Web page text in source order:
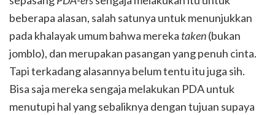
beberapa alasan, salah satunya untuk menunjukkan
pada khalayak umum bahwa mereka taken(bukan
jomblo), dan merupakan pasangan yang penuh cinta.
Tapi terkadang alasannya belum tentu itu juga sih.
Bisa saja mereka sengaja melakukan PDA untuk
menutupi hal yang sebaliknya dengan tujuan supaya